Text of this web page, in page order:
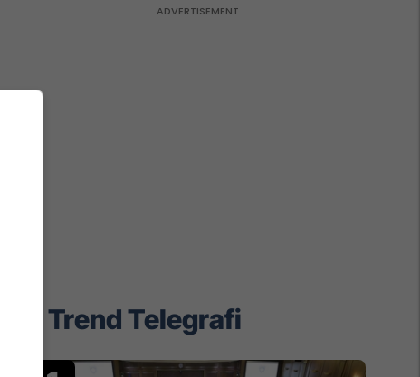
Trend Telegrafi